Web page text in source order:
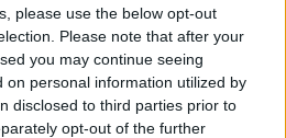
please use the below opt-out
Please note that after your
you may continue seeing
on personal information utilized by
disclosed to third parties prior to
opt-out of the further